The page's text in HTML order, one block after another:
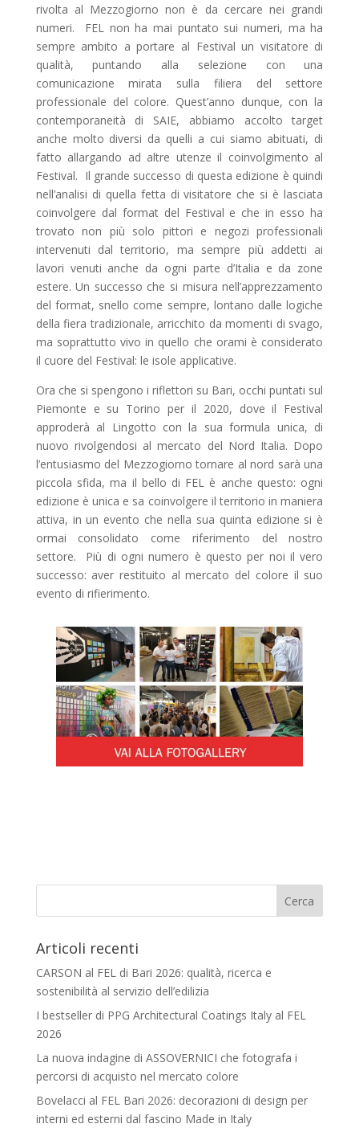
rivolta al Mezzogiorno non è da cercare nei grandi
numeri. FEL non ha mai puntato sui numeri, ma ha
sempre ambito a portare al Festival un visitatore di
qualità, puntando alla selezione con una
comunicazione mirata sulla filiera del settore
professionale del colore. Quest’anno dunque, con la
contemporaneità di SAIE, abbiamo accolto target
anche molto diversi da quelli a cui siamo abituati, di
fatto allargando ad altre utenze il coinvolgimento al
Festival. Il grande successo di questa edizione è quindi
nell’analisi di quella fetta di visitatore che si è lasciata
coinvolgere dal format del Festival e che in esso ha
trovato non più solo pittori e negozi professionali
intervenuti dal territorio, ma sempre più addetti ai
lavori venuti anche da ogni parte d’Italia e da zone
estere. Un successo che si misura nell’apprezzamento
del format, snello come sempre, lontano dalle logiche
della fiera tradizionale, arricchito da momenti di svago,
ma soprattutto vivo in quello che orami è considerato
il cuore del Festival: le isole applicative.
Ora che si spengono i riflettori su Bari, occhi puntati sul
Piemonte e su Torino per il 2020, dove il Festival
approderà al Lingotto con la sua formula unica, di
nuovo rivolgendosi al mercato del Nord Italia. Dopo
l’entusiasmo del Mezzogiorno tornare al nord sarà una
piccola sfida, ma il bello di FEL è anche questo: ogni
edizione è unica e sa coinvolgere il territorio in maniera
attiva, in un evento che nella sua quinta edizione si è
ormai consolidato come riferimento del nostro
settore. Più di ogni numero è questo per noi il vero
successo: aver restituito al mercato del colore il suo
evento di rifierimento.
Articoli recenti
CARSON al FEL di Bari 2026: qualità, ricerca e
sostenibilità al servizio dell’edilizia
I bestseller di PPG Architectural Coatings Italy al FEL
2026
La nuova indagine di ASSOVERNICI che fotografa i
percorsi di acquisto nel mercato colore
Bovelacci al FEL Bari 2026: decorazioni di design per
interni ed esterni dal fascino Made in Italy